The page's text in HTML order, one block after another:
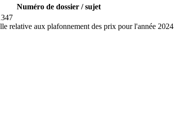
Numéro de dossier / sujet
relative aux plafonnement des prix pour l'année 2024